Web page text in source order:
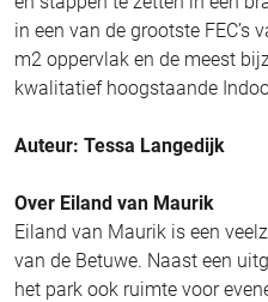
in een van de grootste FEC’s
m2 oppervlak en de meest
kwalitatief hoogstaande
Auteur: Tessa Langedijk
Over Eiland van Maurik
Eiland van Maurik is een
van de Betuwe. Naast een
het park ook ruimte voor